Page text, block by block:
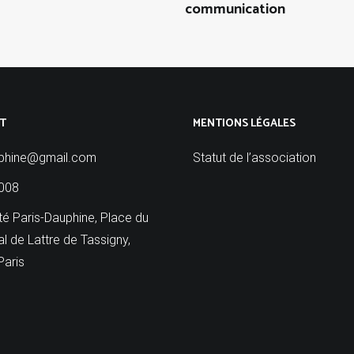
communication
Paris-Dauphine, Place du
de Lattre de Tassigny,
MENTIONS LÉGALES
Statut de l’association